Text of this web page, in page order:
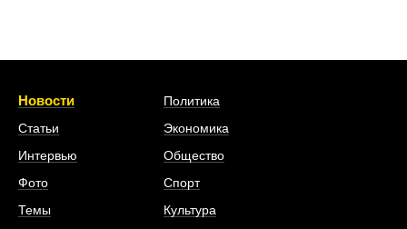
Новости
Статьи
Интервью
Фото
Темы
Политика
Экономика
Общество
Спорт
Культура